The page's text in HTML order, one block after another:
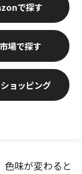
場
ョッピング
色味が変わると